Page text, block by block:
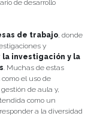
de desarrollo
de trabajo , donde
y
investigación y la
. Muchas de estas
el uso de
de aula y,
como un
a la diversidad